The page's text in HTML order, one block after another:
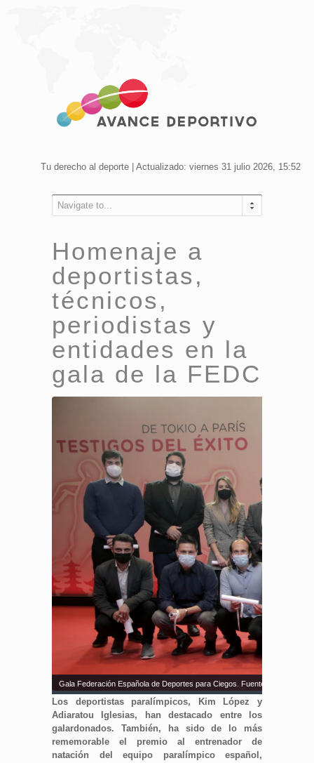
Tu derecho al deporte | Actualizado: viernes 31 julio 2026, 15:52
Navigate to...
Homenaje a
deportistas,
técnicos,
periodistas y
entidades en la
gala de la FEDC
Gala Federación Española de Deportes para Ciegos. Fuente: Federación
Los deportistas paralímpicos, Kim López y
Adiaratou Iglesias, han destacado entre los
galardonados. También, ha sido de lo más
rememorable el premio al entrenador de
natación del equipo paralímpico español,